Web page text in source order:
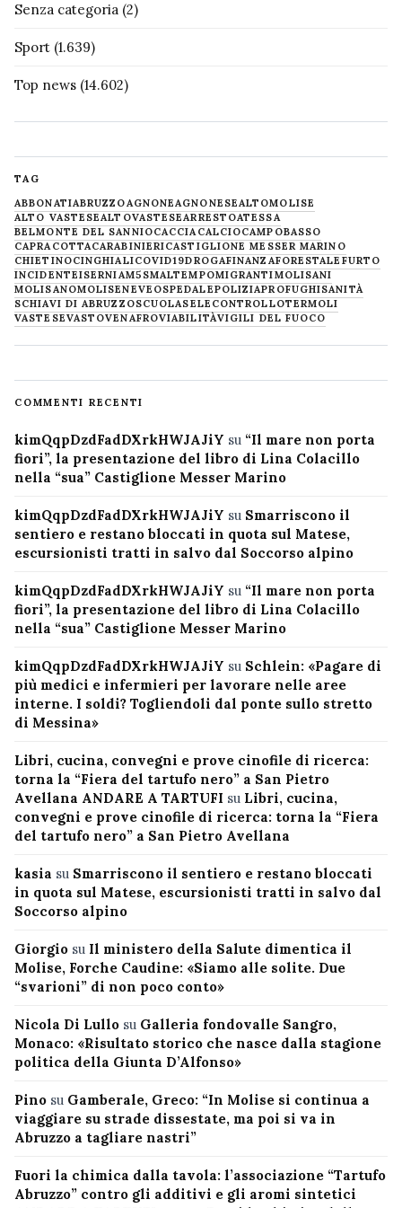
Senza categoria (2)
Sport (1.639)
Top news (14.602)
TAG
ABBONATIABRUZZOAGNONEAGNONESEALTOMOLISE
ALTO VASTESEALTOVASTESEARRESTOATESSA
BELMONTE DEL SANNIOCACCIACALCIOCAMPOBASSO
CAPRACOTTACARABINIERICASTIGLIONE MESSER MARINO
CHIETINOCINGHIALICOVID19DROGAFINANZAFORESTALE FURTO
INCIDENTEISERNIAM5SMALTEMPOMIGRANTIMOLISANI
MOLISANOMOLISENEVE OSPEDALEPOLIZIAPROFUGHISANITÀ
SCHIAVI DI ABRUZZOSCUOLASELECONTROLLOTERMOLI
VASTESEVASTOVENAFROVIABILITÀVIGILI DEL FUOCO
COMMENTI RECENTI
kimQqpDzdFadDXrkHWJAJiY su “Il mare non porta
fiori”, la presentazione del libro di Lina Colacillo
nella “sua” Castiglione Messer Marino
kimQqpDzdFadDXrkHWJAJiY su Smarriscono il
sentiero e restano bloccati in quota sul Matese,
escursionisti tratti in salvo dal Soccorso alpino
kimQqpDzdFadDXrkHWJAJiY su “Il mare non porta
fiori”, la presentazione del libro di Lina Colacillo
nella “sua” Castiglione Messer Marino
kimQqpDzdFadDXrkHWJAJiY su Schlein: «Pagare di
più medici e infermieri per lavorare nelle aree
interne. I soldi? Togliendoli dal ponte sullo stretto
di Messina»
Libri, cucina, convegni e prove cinofile di ricerca:
torna la “Fiera del tartufo nero” a San Pietro
Avellana ANDARE A TARTUFI su Libri, cucina,
convegni e prove cinofile di ricerca: torna la “Fiera
del tartufo nero” a San Pietro Avellana
kasia su Smarriscono il sentiero e restano bloccati
in quota sul Matese, escursionisti tratti in salvo dal
Soccorso alpino
Giorgio su Il ministero della Salute dimentica il
Molise, Forche Caudine: «Siamo alle solite. Due
“svarioni” di non poco conto»
Nicola Di Lullo su Galleria fondovalle Sangro,
Monaco: «Risultato storico che nasce dalla stagione
politica della Giunta D’Alfonso»
Pino su Gamberale, Greco: “In Molise si continua a
viaggiare su strade dissestate, ma poi si va in
Abruzzo a tagliare nastri”
Fuori la chimica dalla tavola: l’associazione “Tartufo
Abruzzo” contro gli additivi e gli aromi sintetici